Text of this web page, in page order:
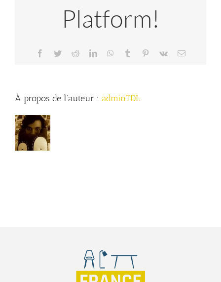
Platform!
Facebook
TwitterRedditLinkedInWhatsApp
Tumblr Pinterest
Vk Email
À propos de l'auteur : adminTDL